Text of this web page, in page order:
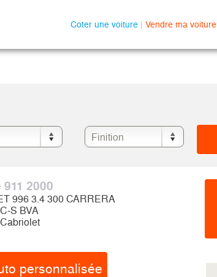
Coter une voiture | Vendre ma voiture
2000
996 3.4 300 CARRERA
S BVA
personnalisée